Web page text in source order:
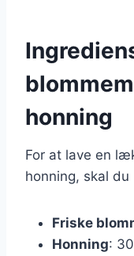
honning
For at lave en
honning, skal
Friske
Honning: